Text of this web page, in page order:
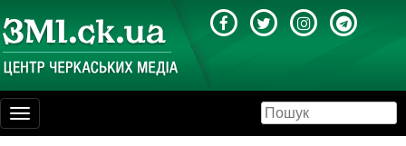
Toggle
navigation